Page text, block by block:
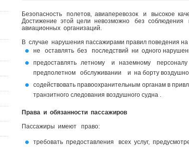
Безопасность полетов, авиаперевозок и высокое
Достижение этой цели невозможно без соблюдения
авиационных организаций.
В случае нарушения пассажирами правил поведения на
не оставлять без последствий ни одного
предоставлять летному и наземному
предполетном обслуживании и на борту
содействовать правоохранительным органам в
транзитного следования воздушного судна .
Права и обязанности пассажиров
Пассажиры имеют право:
требовать предоставления всех услуг,